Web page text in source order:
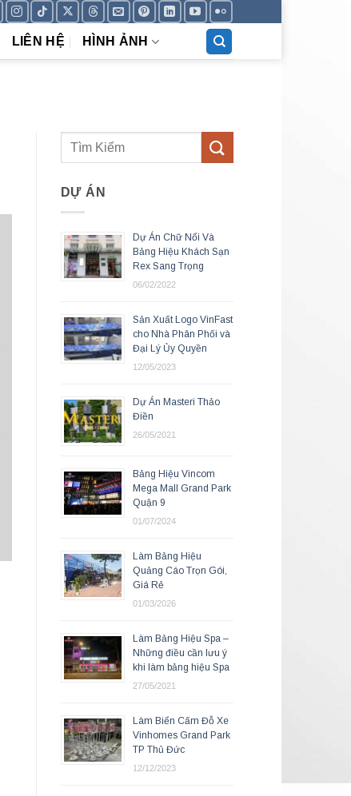
LIÊN HỆ HÌNH ẢNH
DỰ ÁN
Dự Án Chữ Nổi Và
Bảng Hiệu Khách Sạn
Rex Sang Trọng
06/02/2022
Sản Xuất Logo VinFast
cho Nhà Phân Phối và
Đại Lý Ủy Quyền
12/05/2023
Dự Án Masteri Thảo
Điền
26/05/2021
Bảng Hiệu Vincom
Mega Mall Grand Park
Quận 9
01/07/2024
Làm Bảng Hiệu
Quảng Cáo Trọn Gói,
Giá Rẻ
01/03/2026
Làm Bảng Hiệu Spa –
Những điều cần lưu ý
khi làm bảng hiệu Spa
27/05/2021
Làm Biển Cấm Đỗ Xe
Vinhomes Grand Park
TP Thủ Đức
12/12/2023